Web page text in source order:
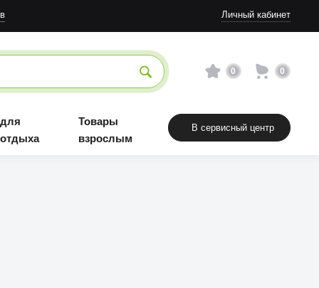
Личный кабинет
0 0
Товары
взрослым
В сервисный центр